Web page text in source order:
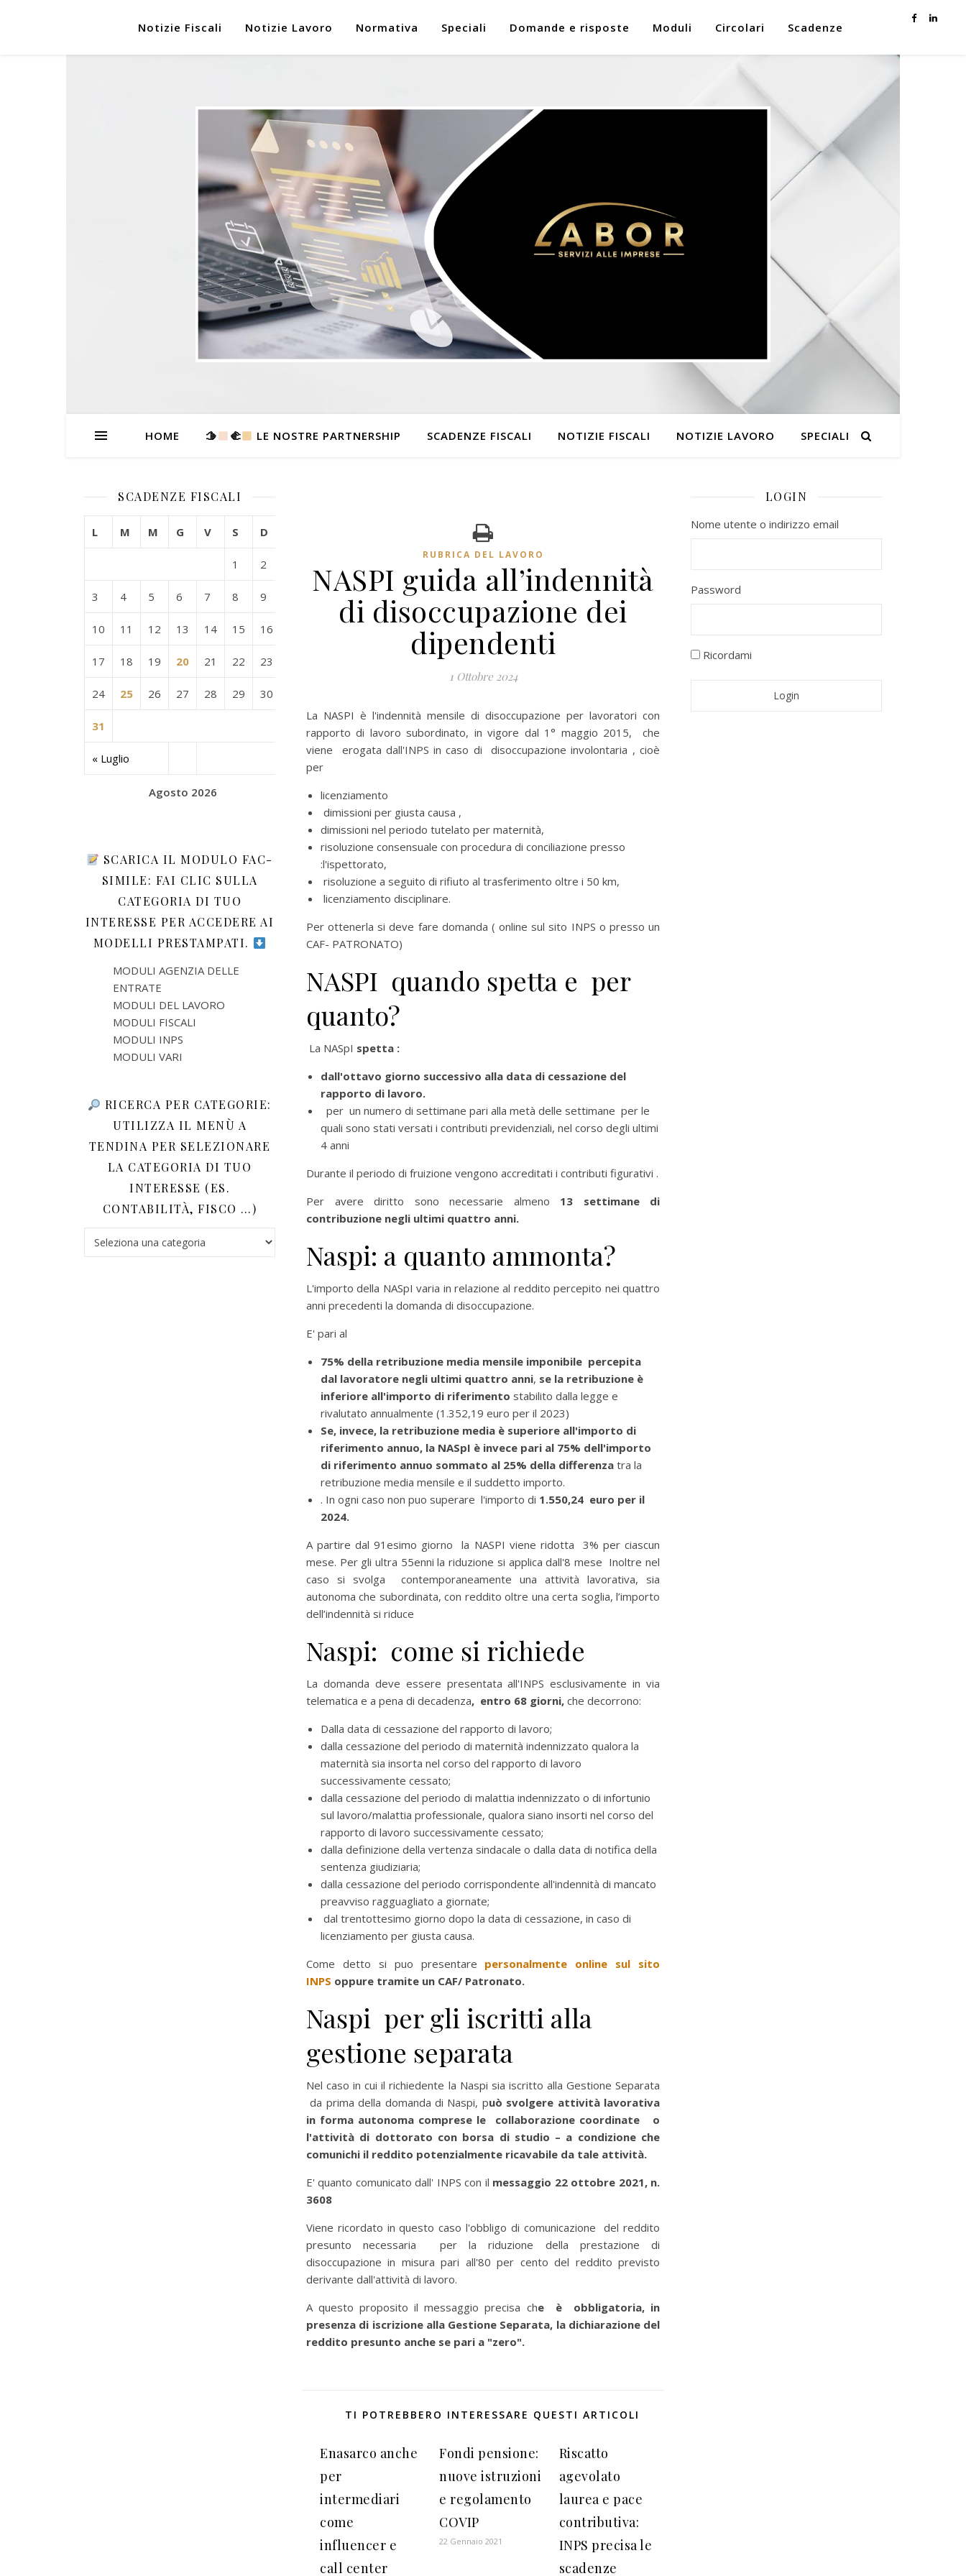
Notizie Fiscali Notizie Lavoro Normativa Speciali Domande e risposte Moduli Circolari Scadenze
HOME 🫱 ‍🫲 LE NOSTRE PARTNERSHIP SCADENZE FISCALI NOTIZIE FISCALI NOTIZIE LAVORO SPECIALI
SCADENZE FISCALI
Agosto 2026
L M M G V S D
« Luglio
1 2
3 4 5 6 7 8 9
10 11 12 13 14 15 16
17 18 19 20 21 22 23
24 25 26 27 28 29 30
31
SCARICA IL MODULO FAC-
SIMILE: FAI CLIC SULLA
CATEGORIA DI TUO
INTERESSE PER ACCEDERE AI
MODELLI PRESTAMPATI.
MODULI AGENZIA DELLE
ENTRATE
MODULI DEL LAVORO
MODULI FISCALI
MODULI INPS
MODULI VARI
RICERCA PER CATEGORIE:
UTILIZZA IL MENÙ A
TENDINA PER SELEZIONARE
LA CATEGORIA DI TUO
INTERESSE (ES.
CONTABILITÀ, FISCO …)
Ricerca per categorie: utilizza il menù a tendina per selezionare la categoria di tuo interesse (es. contabilità, Fisco …)
RUBRICA DEL LAVORO
NASPI guida all’indennità
di disoccupazione dei
dipendenti
1 Ottobre 2024
La NASPI è l'indennità mensile di disoccupazione per lavoratori con
rapporto di lavoro subordinato, in vigore dal 1° maggio 2015, che
viene erogata dall'INPS in caso di disoccupazione involontaria , cioè
per
licenziamento
dimissioni per giusta causa ,
dimissioni nel periodo tutelato per maternità,
risoluzione consensuale con procedura di conciliazione presso
:l'ispettorato,
risoluzione a seguito di rifiuto al trasferimento oltre i 50 km,
licenziamento disciplinare.
Per ottenerla si deve fare domanda ( online sul sito INPS o presso un
CAF- PATRONATO)
NASPI quando spetta e per
quanto?
La NASpI spetta :
dall'ottavo giorno successivo alla data di cessazione del
rapporto di lavoro.
per un numero di settimane pari alla metà delle settimane per le
quali sono stati versati i contributi previdenziali, nel corso degli ultimi
4 anni
Durante il periodo di fruizione vengono accreditati i contributi figurativi .
Per avere diritto sono necessarie almeno 13 settimane di
contribuzione negli ultimi quattro anni.
Naspi: a quanto ammonta?
L'importo della NASpI varia in relazione al reddito percepito nei quattro
anni precedenti la domanda di disoccupazione.
E' pari al
75% della retribuzione media mensile imponibile percepita
dal lavoratore negli ultimi quattro anni, se la retribuzione è
inferiore all'importo di riferimento stabilito dalla legge e
rivalutato annualmente (1.352,19 euro per il 2023)
Se, invece, la retribuzione media è superiore all'importo di
riferimento annuo, la NASpI è invece pari al 75% dell'importo
di riferimento annuo sommato al 25% della differenza tra la
retribuzione media mensile e il suddetto importo.
. In ogni caso non puo superare l'importo di 1.550,24 euro per il
2024.
A partire dal 91esimo giorno la NASPI viene ridotta 3% per ciascun
mese. Per gli ultra 55enni la riduzione si applica dall'8 mese Inoltre nel
caso si svolga contemporaneamente una attività lavorativa, sia
autonoma che subordinata, con reddito oltre una certa soglia, l’importo
dell’indennità si riduce
Naspi: come si richiede
La domanda deve essere presentata all'INPS esclusivamente in via
telematica e a pena di decadenza, entro 68 giorni, che decorrono:
Dalla data di cessazione del rapporto di lavoro;
dalla cessazione del periodo di maternità indennizzato qualora la
maternità sia insorta nel corso del rapporto di lavoro
successivamente cessato;
dalla cessazione del periodo di malattia indennizzato o di infortunio
sul lavoro/malattia professionale, qualora siano insorti nel corso del
rapporto di lavoro successivamente cessato;
dalla definizione della vertenza sindacale o dalla data di notifica della
sentenza giudiziaria;
dalla cessazione del periodo corrispondente all'indennità di mancato
preavviso ragguagliato a giornate;
dal trentottesimo giorno dopo la data di cessazione, in caso di
licenziamento per giusta causa.
Come detto si puo presentare personalmente online sul sito
INPS oppure tramite un CAF/ Patronato.
Naspi per gli iscritti alla
gestione separata
Nel caso in cui il richiedente la Naspi sia iscritto alla Gestione Separata
da prima della domanda di Naspi, può svolgere attività lavorativa
in forma autonoma comprese le collaborazione coordinate o
l'attività di dottorato con borsa di studio – a condizione che
comunichi il reddito potenzialmente ricavabile da tale attività.
E' quanto comunicato dall' INPS con il messaggio 22 ottobre 2021, n.
3608
Viene ricordato in questo caso l'obbligo di comunicazione del reddito
presunto necessaria per la riduzione della prestazione di
disoccupazione in misura pari all'80 per cento del reddito previsto
derivante dall'attività di lavoro.
A questo proposito il messaggio precisa che è obbligatoria, in
presenza di iscrizione alla Gestione Separata, la dichiarazione del
reddito presunto anche se pari a "zero".
TI POTREBBERO INTERESSARE QUESTI ARTICOLI
Enasarco anche
per
intermediari
come
influencer e
call center
Fondi pensione:
nuove istruzioni
e regolamento
COVIP
22 Gennaio 2021
Riscatto
agevolato
laurea e pace
contributiva:
INPS precisa le
scadenze
LOGIN
Nome utente o indirizzo email
Password
Ricordami